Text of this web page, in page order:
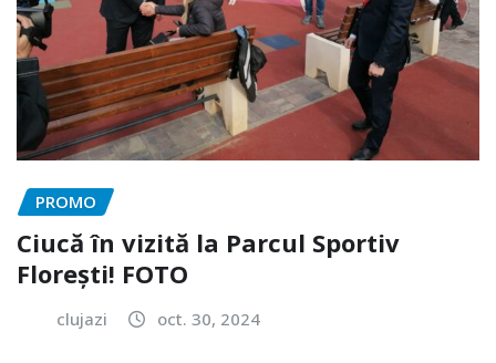
PROMO
Ciucă în vizită la Parcul Sportiv
Florești! FOTO
clujazi oct. 30, 2024